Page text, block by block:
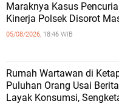
Maraknya Kasus
Kinerja Polsek Disorot
05/08/2026, 18:46 WIB
Rumah Wartawan di
Puluhan Orang Usai
Layak Konsumsi,